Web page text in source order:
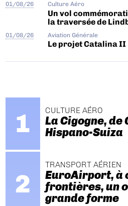
01/08/26 Culture Aéro
Un vol
la traversée de
01/08/26 Aviation Générale
Le projet Catalina II
CULTURE AÉRO
La Cigogne, de
Hispano-Suiza
TRANSPORT AÉRIEN
EuroAirport, à
frontières, un
grande forme